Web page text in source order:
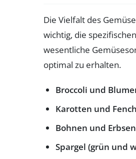
Die Vielfalt des
wichtig, die
wesentliche
optimal zu erhalten.
Broccoli und
Karotten und
Bohnen und
Spargel (grün und